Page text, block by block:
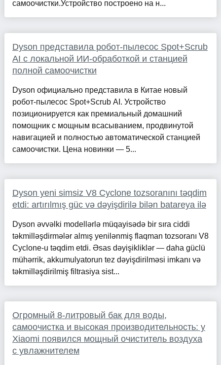
самоочистки.Устройство построено на н...
Dyson представила робот-пылесос Spot+Scrub
AI с локальной ИИ-обработкой и станцией
полной самоочистки
Dyson официально представила в Китае новый
робот-пылесос Spot+Scrub AI. Устройство
позиционируется как премиальный домашний
помощник с мощным всасыванием, продвинутой
навигацией и полностью автоматической станцией
самоочистки. Цена новинки — 5...
Dyson yeni simsiz V8 Cyclone tozsoranını təqdim
etdi: artırılmış güc və dəyişdirilə bilən batareya ilə
Dyson əvvəlki modellərlə müqayisədə bir sıra ciddi
təkmilləşdirmələr almış yenilənmiş flaqman tozsoranı V8
Cyclone-u təqdim etdi. Əsas dəyişikliklər — daha güclü
mühərrik, akkumulyatorun tez dəyişdirilməsi imkanı və
təkmilləşdirilmiş filtrasiya sist...
Огромный 8-литровый бак для воды,
самоочистка и высокая производительность: у
Xiaomi появился мощный очиститель воздуха
с увлажнителем